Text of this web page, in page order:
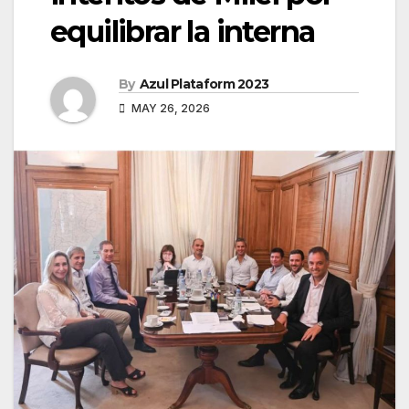
equilibrar la interna
By Azul Plataform 2023
MAY 26, 2026